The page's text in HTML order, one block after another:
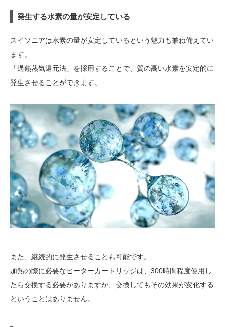
発生する水素の量が安定している
スイソニアは水素の量が安定しているという魅力も兼ね備えてい
ます。
「過熱蒸気還元法」を採用することで、質の高い水素を安定的に
発生させることができます。
また、継続的に発生させることも可能です。
加熱の際に必要なヒーターカートリッジは、300時間程度使用し
たら交換する必要がありますが、交換してもその効果が変化する
ということはありません。